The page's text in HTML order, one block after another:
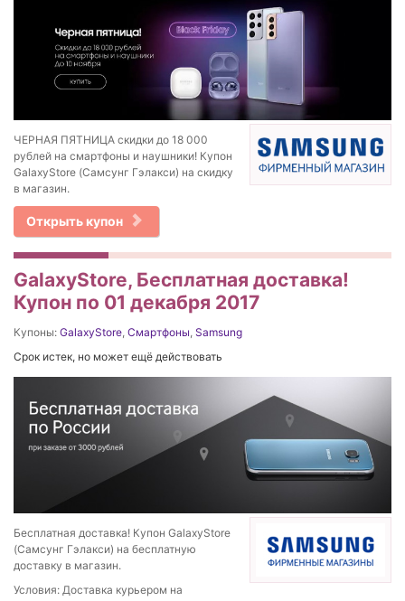
ЧЕРНАЯ ПЯТНИЦА скидки до 18 000
рублей на смартфоны и наушники! Купон
GalaxyStore (Самсунг Гэлакси) на скидку
в магазин.
Открыть купон
GalaxyStore, Бесплатная доставка!
Купон по 01 декабря 2017
Купоны: GalaxyStore Смартфоны Samsung
Срок истек, но может ещё действовать
Бесплатная доставка! Купон GalaxyStore
(Самсунг Гэлакси) на бесплатную
доставку в магазин.
Условия: Доставка курьером на